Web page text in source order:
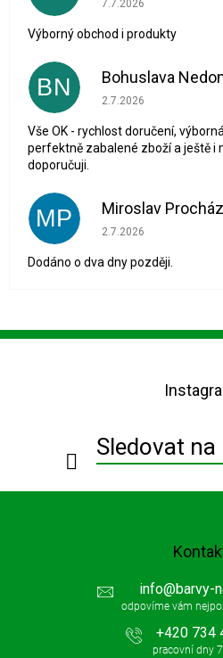
7.7.2026
Výborný obchod i produkty
BN Bohuslava
Hodnocení obchodu
2.7.2026
Vše OK - rychlost doručení,
perfektně zabalené zboží a ještě i
doporučuji.
MP Miroslav
Hodnocení obchodu
2.7.2026
Dodáno o dva dny později.
Z
Sledovat
info@barvy-
+420 734